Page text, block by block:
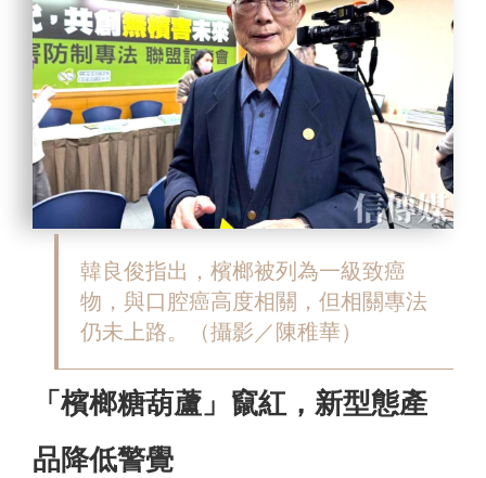
韓良俊指出， 檳榔被列為一級致癌
物，與口腔癌高度相關，但相關專法
仍未上路。（攝影／陳稚華）
「檳榔糖葫蘆」竄紅，新型態產
品降低警覺